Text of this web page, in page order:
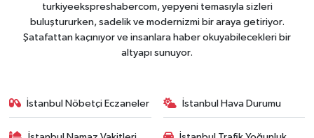
turkiyeekspreshabercom, yepyeni temasıyla sizleri
buluştururken, sadelik ve modernizmi bir araya getiriyor.
Şatafattan kaçınıyor ve insanlara haber okuyabilecekleri bir
altyapı sunuyor.
İstanbul Nöbetçi Eczaneler İstanbul Hava Durumu